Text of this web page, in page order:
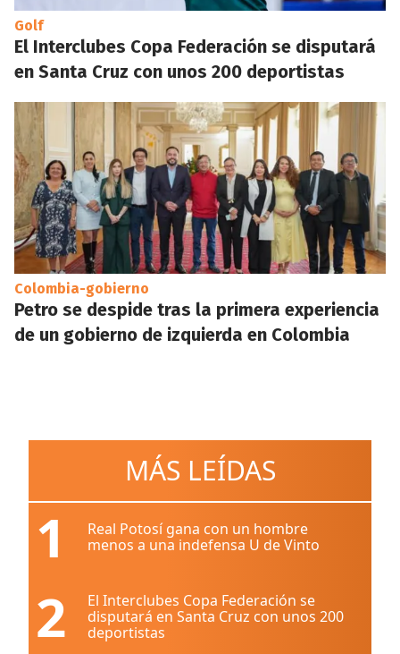
Golf
El Interclubes Copa Federación se disputará
en Santa Cruz con unos 200 deportistas
Colombia-gobierno
Petro se despide tras la primera experiencia
de un gobierno de izquierda en Colombia
MÁS LEÍDAS
1
Real Potosí gana con un hombre
menos a una indefensa U de Vinto
2
El Interclubes Copa Federación se
disputará en Santa Cruz con unos 200
deportistas